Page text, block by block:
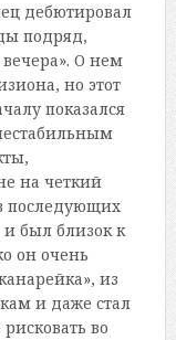
дебютировал
подряд,
вечера». О нем
но этот
показался
на четкий
последующих
и был близок к
он очень
из
и даже стал
во